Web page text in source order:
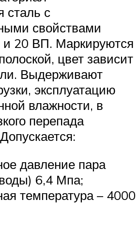
сталь с
свойствами
и 20 ВП. Маркируются
цвет зависит
Выдерживают
эксплуатацию
влажности, в
перепада
давление пара
6,4 Мпа;
температура – 4000